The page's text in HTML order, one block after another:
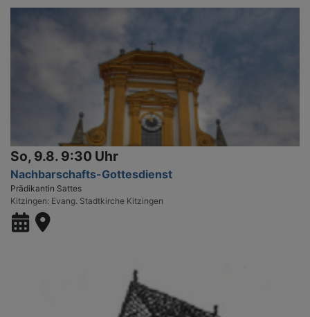
So, 9.8. 9:30 Uhr
Nachbarschafts-Gottesdienst
Prädikantin Sattes
Kitzingen Evang. Stadtkirche Kitzingen